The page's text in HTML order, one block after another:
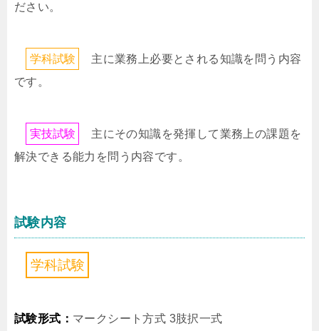
ださい。
学科試験
主に業務上必要とされる知識を問う内容
です。
実技試験
主にその知識を発揮して業務上の課題を
解決できる能力を問う内容です。
試験内容
学科試験
試験形式： マークシート方式 3肢択一式